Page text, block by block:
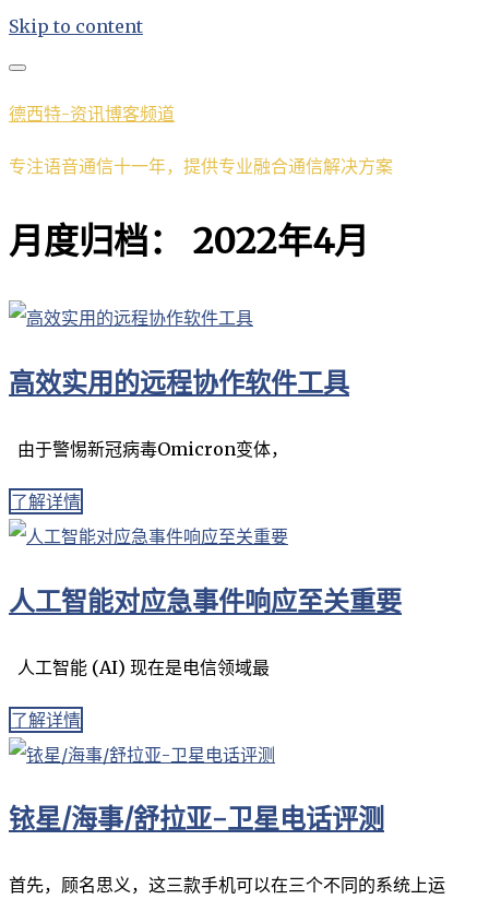
Skip to content
德西特-资讯博客频道
专注语音通信十一年，提供专业融合通信解决方案
月度归档： 2022年4月
高效实用的远程协作软件工具
由于警惕新冠病毒Omicron变体，
了解详情
人工智能对应急事件响应至关重要
人工智能 (AI) 现在是电信领域最
了解详情
铱星/海事/舒拉亚-卫星电话评测
首先，顾名思义，这三款手机可以在三个不同的系统上运